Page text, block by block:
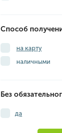
Способ
на карту
наличными
Без
да